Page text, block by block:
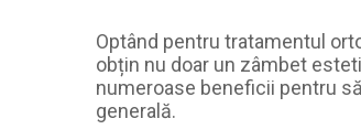
Optând pentru tratamentul
obțin nu doar un zâmbet
numeroase beneficii pentru
generală.